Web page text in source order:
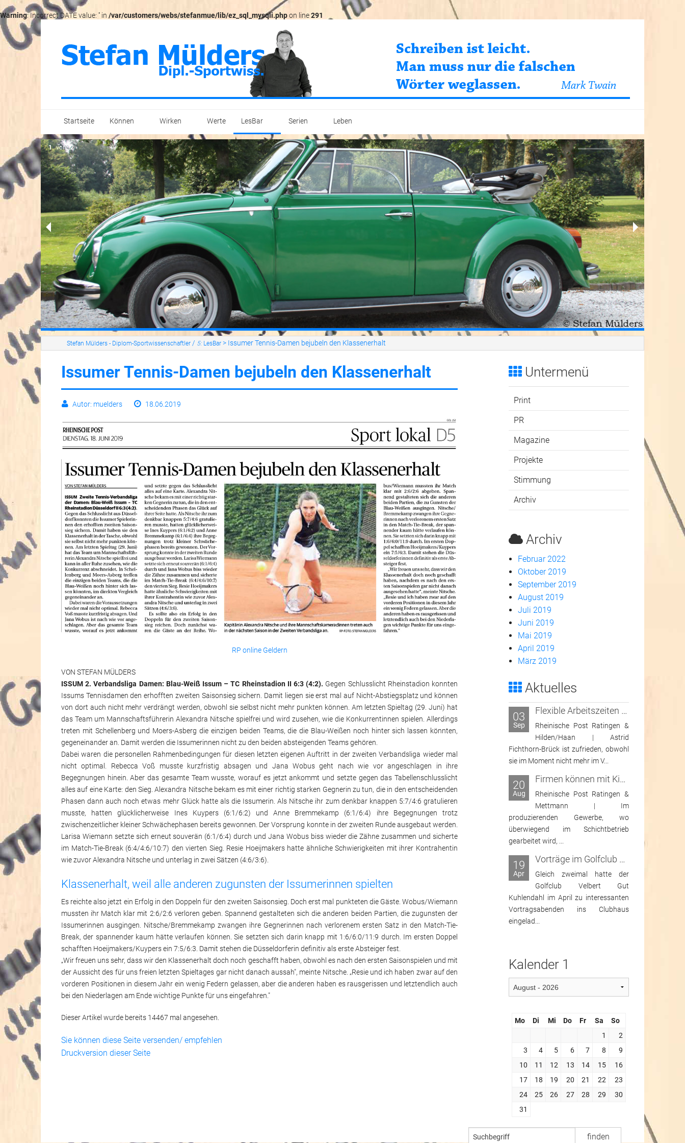
Warning: Incorrect DATE value: '' in /var/customers/webs/stefanmue/lib/ez_sql_mysqli.phpon line291
Startseite Können
Text
Content
Konzepte
Wirken
Veröffentlichungen
Unternehmen
Verbände
Werte LesBar
Print
PR Stauder-Cup 2019
Magazine
Projekte
Stimmung
Archiv
Serien
Top-Unternehmen im Kreis Mettmann (2018-2019)
Unternehmensnachfolge (2018)
Demenz (2012)
Maschinenbau & Ingenieure (2011-2012)
Leben
Werdegang
1 von 2
Stefan Mülders - Diplom-Sportwissenschaftler / 5: LesBar > Issumer Tennis-Damen bejubeln den Klassenerhalt
Issumer Tennis-Damen bejubeln den Klassenerhalt
Autor: muelders 18.06.2019
RP online Geldern
VON STEFAN MÜLDERS
ISSUM 2. Verbandsliga Damen: Blau-Weiß Issum – TC Rheinstadion II 6:3 (4:2). Gegen Schlusslicht Rheinstadion konnten
Issums Tennisdamen den erhofften zweiten Saisonsieg sichern. Damit liegen sie erst mal auf Nicht-Abstiegsplatz und können
von dort auch nicht mehr verdrängt werden, obwohl sie selbst nicht mehr punkten können. Am letzten Spieltag (29. Juni) hat
das Team um Mannschaftsführerin Alexandra Nitsche spielfrei und wird zusehen, wie die Konkurrentinnen spielen. Allerdings
treten mit Schellenberg und Moers-Asberg die einzigen beiden Teams, die die Blau-Weißen noch hinter sich lassen könnten,
gegeneinander an. Damit werden die Issumerinnen nicht zu den beiden absteigenden Teams gehören.
Dabei waren die personellen Rahmenbedingungen für diesen letzten eigenen Auftritt in der zweiten Verbandsliga wieder mal
nicht optimal. Rebecca Voß musste kurzfristig absagen und Jana Wobus geht nach wie vor angeschlagen in ihre
Begegnungen hinein. Aber das gesamte Team wusste, worauf es jetzt ankommt und setzte gegen das Tabellenschlusslicht
alles auf eine Karte: den Sieg. Alexandra Nitsche bekam es mit einer richtig starken Gegnerin zu tun, die in den entscheidenden
Phasen dann auch noch etwas mehr Glück hatte als die Issumerin. Als Nitsche ihr zum denkbar knappen 5:7/4:6 gratulieren
musste, hatten glücklicherweise Ines Kuypers (6:1/6:2) und Anne Bremmekamp (6:1/6:4) ihre Begegnungen trotz
zwischenzeitlicher kleiner Schwächephasen bereits gewonnen. Der Vorsprung konnte in der zweiten Runde ausgebaut werden.
Larisa Wiemann setzte sich erneut souverän (6:1/6:4) durch und Jana Wobus biss wieder die Zähne zusammen und sicherte
im Match-Tie-Break (6:4/4:6/10:7) den vierten Sieg. Resie Hoeijmakers hatte ähnliche Schwierigkeiten mit ihrer Kontrahentin
wie zuvor Alexandra Nitsche und unterlag in zwei Sätzen (4:6/3:6).
Klassenerhalt, weil alle anderen zugunsten der Issumerinnen spielten
Es reichte also jetzt ein Erfolg in den Doppeln für den zweiten Saisonsieg. Doch erst mal punkteten die Gäste. Wobus/Wiemann
mussten ihr Match klar mit 2:6/2:6 verloren geben. Spannend gestalteten sich die anderen beiden Partien, die zugunsten der
Issumerinnen ausgingen. Nitsche/Bremmekamp zwangen ihre Gegnerinnen nach verlorenem ersten Satz in den Match-Tie-
Break, der spannender kaum hätte verlaufen können. Sie setzten sich darin knapp mit 1:6/6:0/11:9 durch. Im ersten Doppel
schafften Hoeijmakers/Kuypers ein 7:5/6:3. Damit stehen die Düsseldorferin definitiv als erste Absteiger fest.
„Wir freuen uns sehr, dass wir den Klassenerhalt doch noch geschafft haben, obwohl es nach den ersten Saisonspielen und mit
der Aussicht des für uns freien letzten Spieltages gar nicht danach aussah", meinte Nitsche. „Resie und ich haben zwar auf den
vorderen Positionen in diesem Jahr ein wenig Federn gelassen, aber die anderen haben es rausgerissen und letztendlich auch
bei den Niederlagen am Ende wichtige Punkte für uns eingefahren."
Dieser Artikel wurde bereits 14467 mal angesehen.
Sie können diese Seite versenden/ empfehlen
Druckversion dieser Seite
Untermenü
Print
PR
Magazine
Projekte
Stimmung
Archiv
Archiv
Februar 2022
Oktober 2019
September 2019
August 2019
Juli 2019
Juni 2019
Mai 2019
April 2019
März 2019
Aktuelles
03
Sep
Flexible Arbeitszeiten in der Bank
Rheinische Post Ratingen &
Hilden/Haan | Astrid
Fichthorn-Brück ist zufrieden, obwohl
sie im Moment nicht mehr im V...
20
Aug
Firmen können mit Kinderbetreuung punkten
Rheinische Post Ratingen &
Mettmann | Im
produzierenden Gewerbe, wo
überwiegend im Schichtbetrieb
gearbeitet wird, ...
19
Apr
Vorträge im Golfclub Velbert fanden großen Anklang
Gleich zweimal hatte der
Golfclub Velbert Gut
Kuhlendahl im April zu interessanten
Vortragsabenden ins Clubhaus
eingelad...
Kalender 1
Mo Di Mi Do Fr Sa
So
1
2
3
4 5 6 7 8
9
10
11 12 13 14 15
16
17
18 19 20 21 22
23
24
25 26 27 28 29
30
31